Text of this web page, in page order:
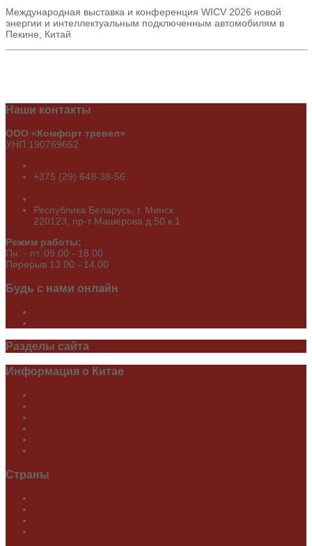
Международная выставка и конференция WICV 2026 новой
энергии и интеллектуальным подключенным автомобилям в
Пекине, Китай
Наши контакты
ООО «Комфорт тревел»
УНП 190769652
+375 (29) 648-38-56
Республика Беларусь, г. Минск
220123, пр-т Машерова д.50 к.1
Режим работы:
Пн. - пт. 09.00 - 18.00
Перерыв 13.00 - 14.00
Будь с нами онлайн
Разделы сайта
Информация о Китае
Страны